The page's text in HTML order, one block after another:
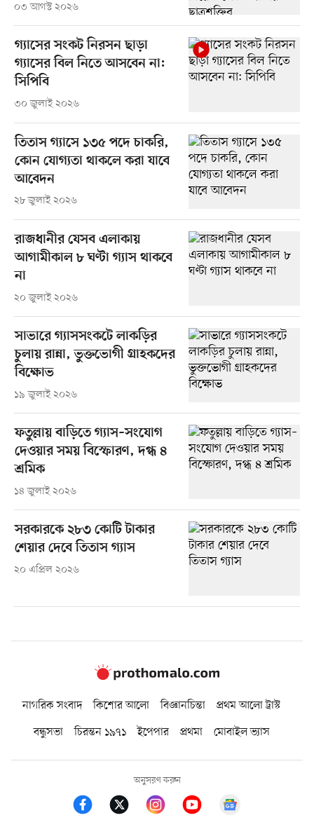
০৩ আগস্ট ২০২৬
গ্যাসের সংকট নিরসন ছাড়া
গ্যাসের বিল নিতে আসবেন না:
সিপিবি
৩০ জুলাই ২০২৬
তিতাস গ্যাসে ১৩৫ পদে চাকরি,
কোন যোগ্যতা থাকলে করা যাবে
আবেদন
২৮ জুলাই ২০২৬
রাজধানীর যেসব এলাকায়
আগামীকাল ৮ ঘণ্টা গ্যাস থাকবে
না
২০ জুলাই ২০২৬
সাভারে গ্যাসসংকটে লাকড়ির
চুলায় রান্না, ভুক্তভোগী গ্রাহকদের
বিক্ষোভ
১৯ জুলাই ২০২৬
ফতুল্লায় বাড়িতে গ্যাস–সংযোগ
দেওয়ার সময় বিস্ফোরণ, দগ্ধ ৪
শ্রমিক
১৪ জুলাই ২০২৬
সরকারকে ২৮৩ কোটি টাকার
শেয়ার দেবে তিতাস গ্যাস
২০ এপ্রিল ২০২৬
নাগরিক সংবাদ কিশোর আলো বিজ্ঞানচিন্তা
প্রথম আলো ট্রাস্ট
বন্ধুসভা
চিরন্তন ১৯৭১ ইপেপার প্রথমা মোবাইল ভ্যাস
অনুসরণ করুন